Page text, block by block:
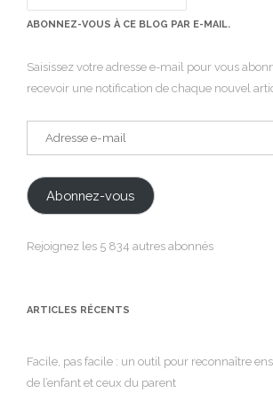
ABONNEZ-VOUS À CE BLOG PAR E-MAIL.
Saisissez votre adresse e-mail pour vous
recevoir une notification de chaque nouvel
Adresse
e-
Abonnez-vous
Rejoignez les 5 834 autres abonnés
ARTICLES RÉCENTS
Facile, pas facile : un outil pour reconnaître
de l’enfant et ceux du parent